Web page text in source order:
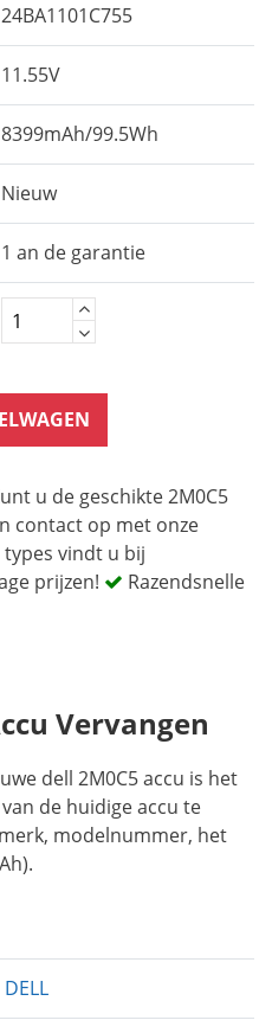
24BA1101C755
11.55V
8399mAh/99.5Wh
Nieuw
1 an de garantie
u de geschikte 2M0C5
contact op met onze
types vindt u bij
prijzen!
Razendsnelle
Vervangen
dell 2M0C5 accu is het
de huidige accu te
modelnummer, het
DELL